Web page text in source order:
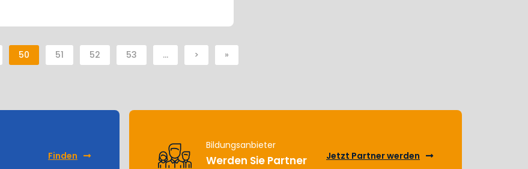
50 51 52 53 … > »
Finden
Bildungsanbieter
Werden Sie Partner Jetzt Partner werden